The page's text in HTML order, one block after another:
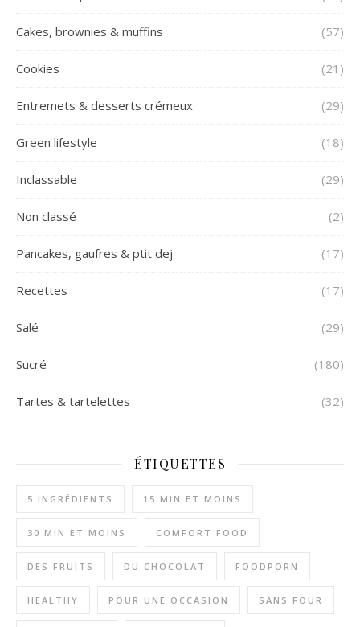
Cakes, brownies & muffins (57)
Cookies (21)
Entremets & desserts crémeux (29)
Green lifestyle (18)
Inclassable (29)
Non classé (2)
Pancakes, gaufres & ptit dej (17)
Recettes (17)
Salé (29)
Sucré (180)
Tartes & tartelettes (32)
ÉTIQUETTES
5 INGRÉDIENTS 15 MIN ET MOINS
30 MIN ET MOINS COMFORT FOOD
DES FRUITS DU CHOCOLAT FOODPORN
HEALTHY POUR UNE OCCASION SANS FOUR